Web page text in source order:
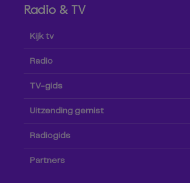
Radio & TV
Kijk tv
Radio
TV-gids
Uitzending gemist
Radiogids
Partners